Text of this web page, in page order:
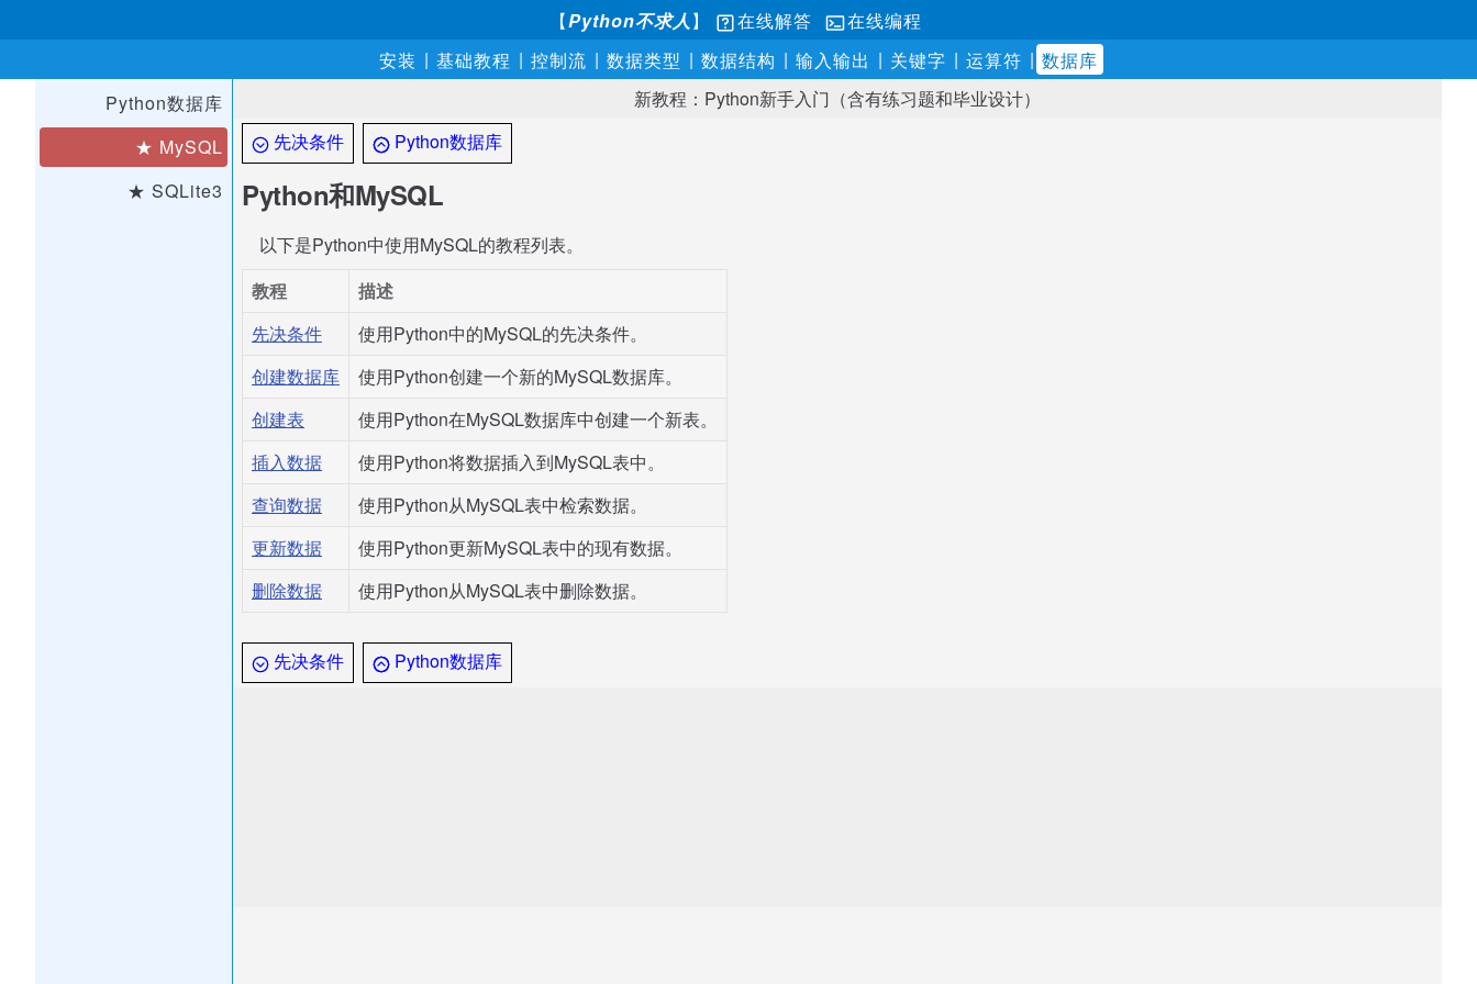
【Python不求人】 在线解答
在线编程
安装 | 基础教程 | 控制流 | 数据类型 | 数据结构 | 输入输出 | 关键字 | 运算符 | 数据库
Python数据库
★ MySQL
★ SQLite3
新教程：Python新手入门（含有练习题和毕业设计）
先决条件
Python数据库
Python和MySQL
以下是Python中使用MySQL的教程列表。
教程
描述
先决条件
使用Python中的MySQL的先决条件。
创建数据库
使用Python创建一个新的MySQL数据库。
创建表
使用Python在MySQL数据库中创建一个新表。
插入数据
使用Python将数据插入到MySQL表中。
查询数据
使用Python从MySQL表中检索数据。
更新数据
使用Python更新MySQL表中的现有数据。
删除数据
使用Python从MySQL表中删除数据。
先决条件 Python数据库